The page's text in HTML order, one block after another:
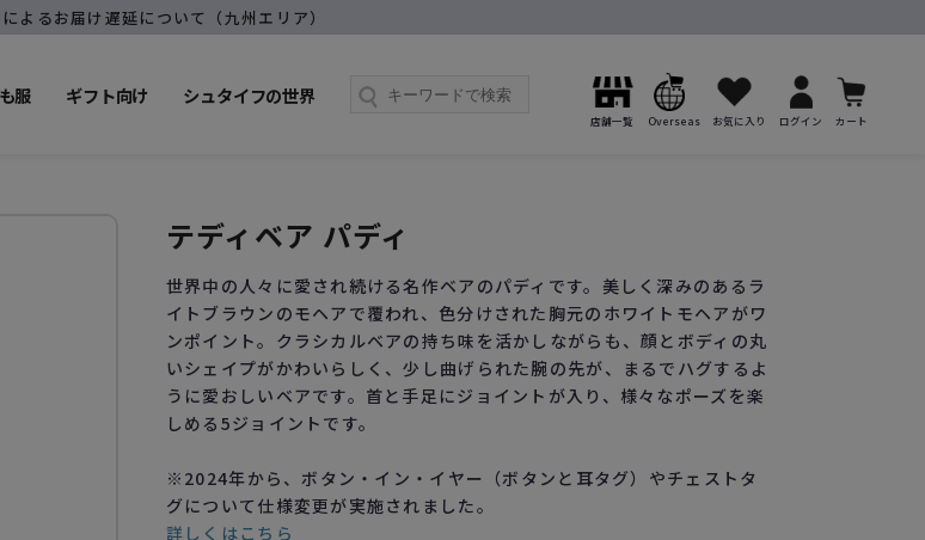
よるお届け遅延について（九州エリア）
服 ギフト向け シュタイフの世界
店舗一覧 Overseas お気に入り ログイン カート
テディベア パディ
世界中の人々に愛され続ける名作ベアのパディです。美しく深みのあるラ
イトブラウンのモヘアで覆われ、色分けされた胸元のホワイトモヘアがワ
ンポイント。クラシカルベアの持ち味を活かしながらも、顔とボディの丸
いシェイプがかわいらしく、少し曲げられた腕の先が、まるでハグするよ
うに愛おしいベアです。首と手足にジョイントが入り、様々なポーズを楽
しめる5ジョイントです。
※2024年から、ボタン・イン・イヤー（ボタンと耳タグ）やチェストタ
グについて仕様変更が実施されました。
詳しくはこちら